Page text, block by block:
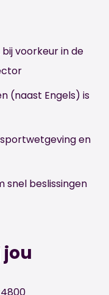
voorkeur in de
(naast Engels) is
en
snel beslissingen